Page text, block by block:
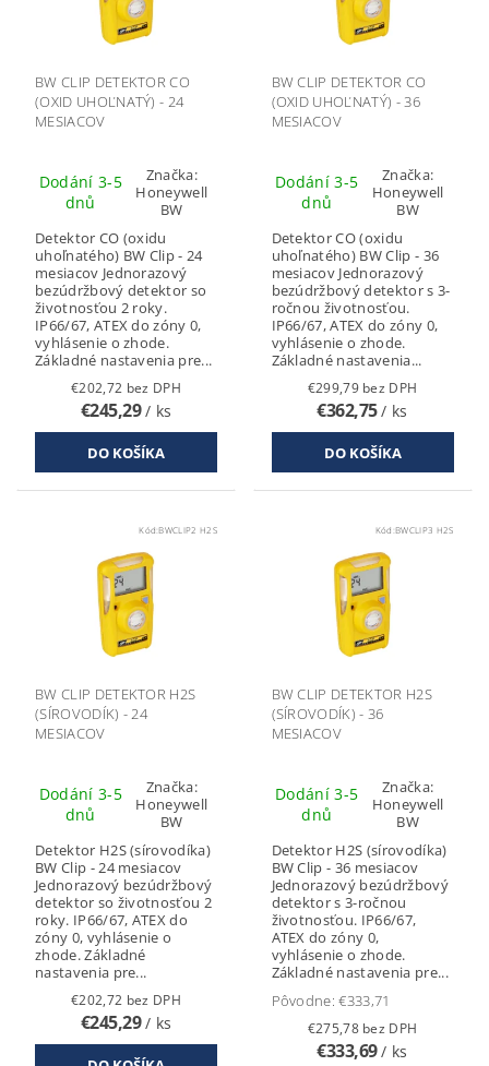
BW CLIP DETEKTOR CO
(OXID UHOĽNATÝ) - 24
MESIACOV
Dodání 3-5
dnů
Značka:
Honeywell
BW
Detektor CO (oxidu
uhoľnatého) BW Clip - 24
mesiacov Jednorazový
bezúdržbový detektor so
životnosťou 2 roky.
IP66/67, ATEX do zóny 0,
vyhlásenie o zhode.
Základné nastavenia pre...
€202,72 bez DPH
€245,29/ ks
BW CLIP DETEKTOR CO
(OXID UHOĽNATÝ) - 36
MESIACOV
Dodání 3-5
dnů
Značka:
Honeywell
BW
Detektor CO (oxidu
uhoľnatého) BW Clip - 36
mesiacov Jednorazový
bezúdržbový detektor s 3-
ročnou životnosťou.
IP66/67, ATEX do zóny 0,
vyhlásenie o zhode.
Základné nastavenia...
€299,79 bez DPH
€362,75/ ks
Kód:BWCLIP2 H2S
BW CLIP DETEKTOR H2S
(SÍROVODÍK) - 24
MESIACOV
Dodání 3-5
dnů
Značka:
Honeywell
BW
Detektor H2S (sírovodíka)
BW Clip - 24 mesiacov
Jednorazový bezúdržbový
detektor so životnosťou 2
roky. IP66/67, ATEX do
zóny 0, vyhlásenie o
zhode. Základné
nastavenia pre...
€202,72 bez DPH
€245,29/ ks
Kód:BWCLIP3 H2S
BW CLIP DETEKTOR H2S
(SÍROVODÍK) - 36
MESIACOV
Dodání 3-5
dnů
Značka:
Honeywell
BW
Detektor H2S (sírovodíka)
BW Clip - 36 mesiacov
Jednorazový bezúdržbový
detektor s 3-ročnou
životnosťou. IP66/67,
ATEX do zóny 0,
vyhlásenie o zhode.
Základné nastavenia pre...
Pôvodne:€333,71
€275,78 bez DPH
€333,69/ ks